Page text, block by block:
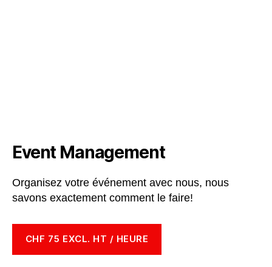
Event Management
Organisez votre événement avec nous, nous
savons exactement comment le faire!
CHF 75 EXCL. HT / HEURE